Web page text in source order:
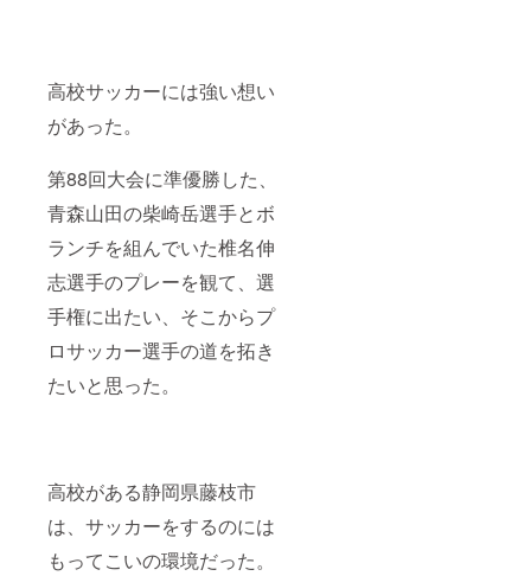
高校サッカーには強い想い
があった。
第88回大会に準優勝した、
青森山田の柴崎岳選手とボ
ランチを組んでいた椎名伸
志選手のプレーを観て、選
手権に出たい、そこからプ
ロサッカー選手の道を拓き
たいと思った。
高校がある静岡県藤枝市
は、サッカーをするのには
もってこいの環境だった。